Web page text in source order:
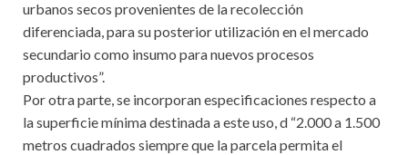
urbanos secos provenientes de la recolección
diferenciada, para su posterior utilización en el mercado
secundario como insumo para nuevos procesos
productivos”.
Por otra parte, se incorporan especificaciones respecto a
la superficie mínima destinada a este uso, d “2.000 a 1.500
metros cuadrados siempre que la parcela permita el